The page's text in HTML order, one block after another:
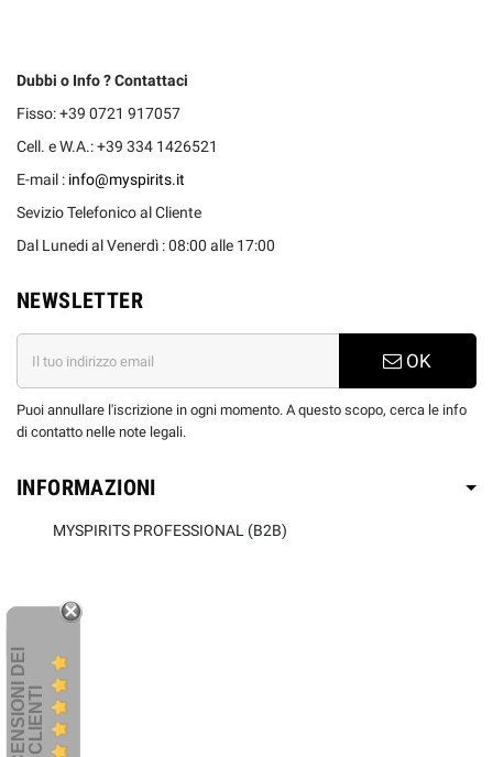
Dubbi o Info ? Contattaci
Fisso: +39 0721 917057
Cell. e W.A.: +39 334 1426521
E-mail : info@myspirits.it
Sevizio Telefonico al Cliente
Dal Lunedi al Venerdì : 08:00 alle 17:00
NEWSLETTER
OK
Puoi annullare l'iscrizione in ogni momento. A questo scopo, cerca le info
di contatto nelle note legali.
INFORMAZIONI
MYSPIRITS PROFESSIONAL (B2B)
R
E
C
E
N
S
I
ON
I
D
E
I
C
L
I
E
N
TI